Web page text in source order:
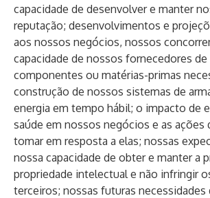
capacidade de desenvolver e manter
reputação; desenvolvimentos e
aos nossos negócios, nossos
capacidade de nossos fornecedores
componentes ou matérias-primas
construção de nossos sistemas de
energia em tempo hábil; o impacto de
saúde em nossos negócios e as ações
tomar em resposta a elas; nossas
nossa capacidade de obter e manter a
propriedade intelectual e não infringir
terceiros; nossas futuras necessidades